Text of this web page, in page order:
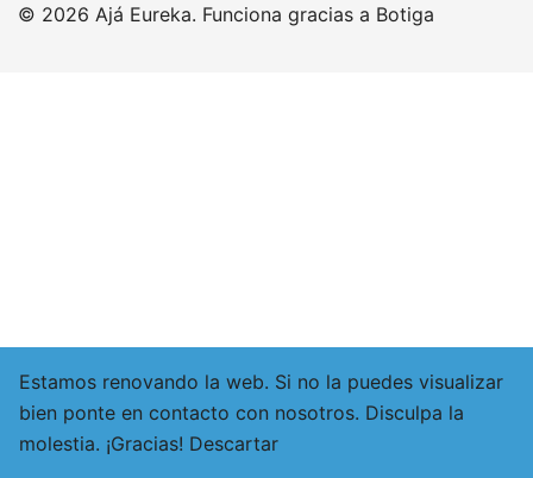
© 2026 Ajá Eureka. Funciona gracias a Botiga
Estamos renovando la web. Si no la puedes visualizar
bien ponte en contacto con nosotros. Disculpa la
molestia. ¡Gracias! Descartar